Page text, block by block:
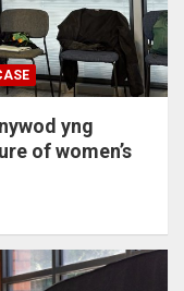
yng
of women’s